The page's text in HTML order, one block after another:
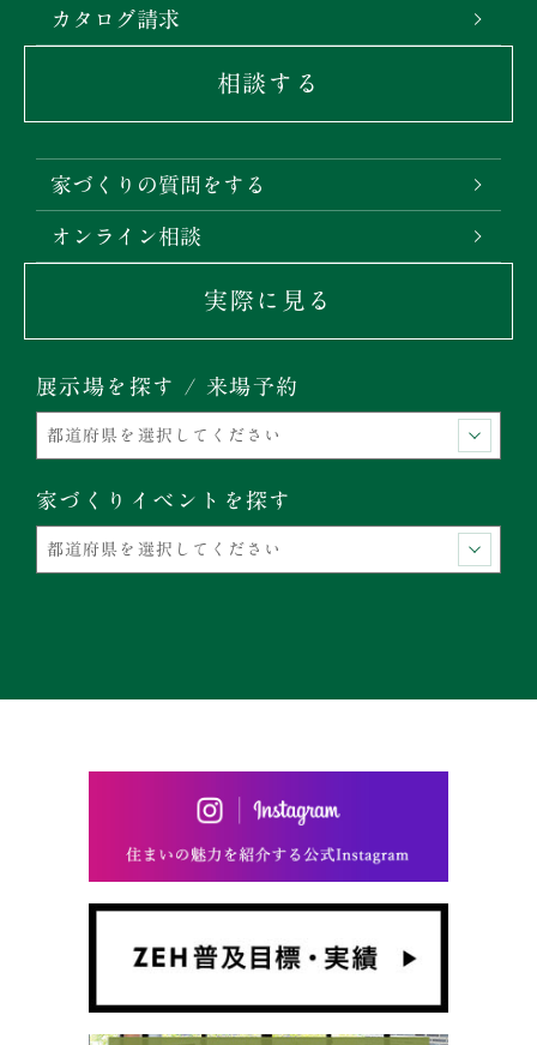
カタログ請求
相談する
家づくりの質問をする
オンライン相談
実際に見る
展示場を探す / 来場予約
家づくりイベントを探す